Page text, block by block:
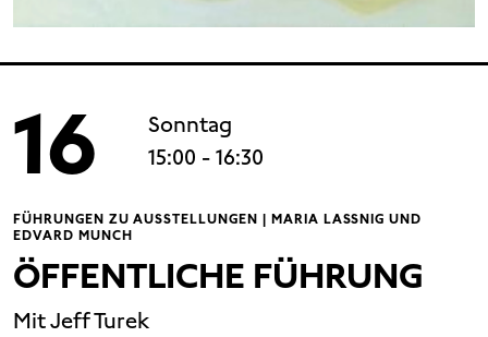
16
Sonntag
15:00 - 16:30
FÜHRUNGEN ZU AUSSTELLUNGEN | MARIA LASSNIG UND
EDVARD MUNCH
ÖFFENTLICHE FÜHRUNG
Mit Jeff Turek